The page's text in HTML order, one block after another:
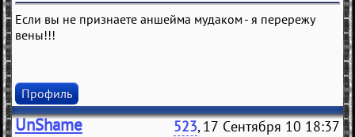
Если вы не признаете аншейма мудаком - я перережу
вены!!!
Профиль
UnShame 523, 17 Сентября 10 18:37